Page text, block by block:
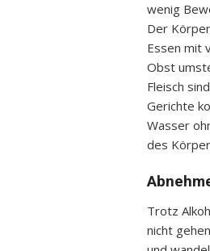
wenig
Der
Essen mit
Obst
Fleisch
Gerichte
Wasser
des
Trotz
nicht